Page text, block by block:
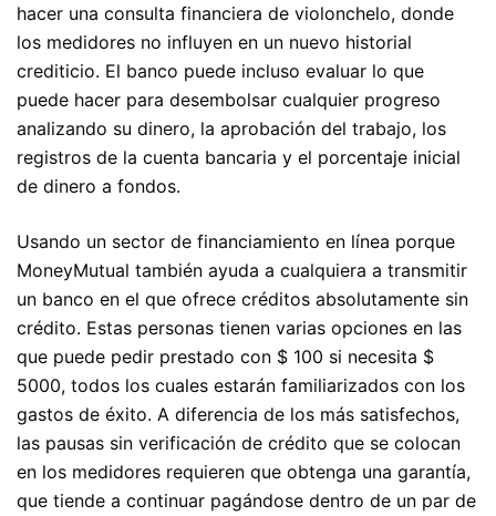
hacer una consulta financiera de violonchelo, donde
los medidores no influyen en un nuevo historial
crediticio. El banco puede incluso evaluar lo que
puede hacer para desembolsar cualquier progreso
analizando su dinero, la aprobación del trabajo, los
registros de la cuenta bancaria y el porcentaje inicial
de dinero a fondos.
Usando un sector de financiamiento en línea porque
MoneyMutual también ayuda a cualquiera a transmitir
un banco en el que ofrece créditos absolutamente sin
crédito. Estas personas tienen varias opciones en las
que puede pedir prestado con $ 100 si necesita $
5000, todos los cuales estarán familiarizados con los
gastos de éxito. A diferencia de los más satisfechos,
las pausas sin verificación de crédito que se colocan
en los medidores requieren que obtenga una garantía,
que tiende a continuar pagándose dentro de un par de